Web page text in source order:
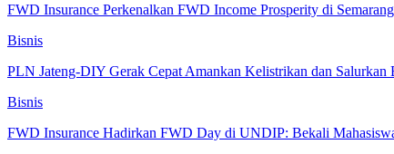
FWD Insurance Perkenalkan FWD Income Prosperity di
Bisnis
PLN Jateng-DIY Gerak Cepat Amankan Kelistrikan dan
Bisnis
FWD Insurance Hadirkan FWD Day di UNDIP: Bekali